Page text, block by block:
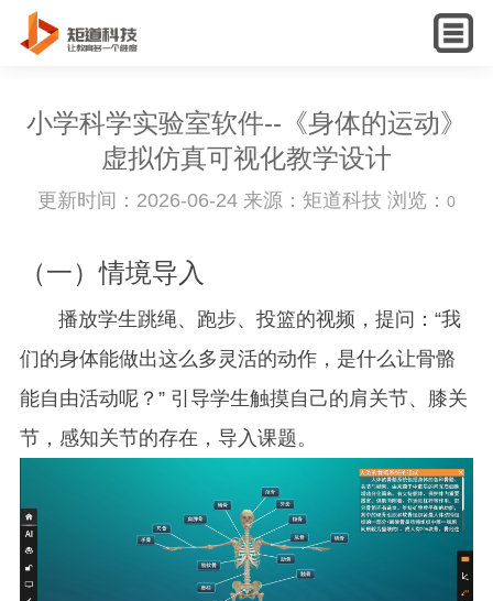
English
小学科学实验室软件--《身体的运动》
虚拟仿真可视化教学设计
更新时间：2026-06-24 来源：矩道科技 浏览： 0
（一）情境导入
播放学生跳绳、跑步、投篮的视频，提问：“我
们的身体能做出这么多灵活的动作，是什么让骨骼
能自由活动呢？” 引导学生触摸自己的肩关节、膝关
节，感知关节的存在，导入课题。